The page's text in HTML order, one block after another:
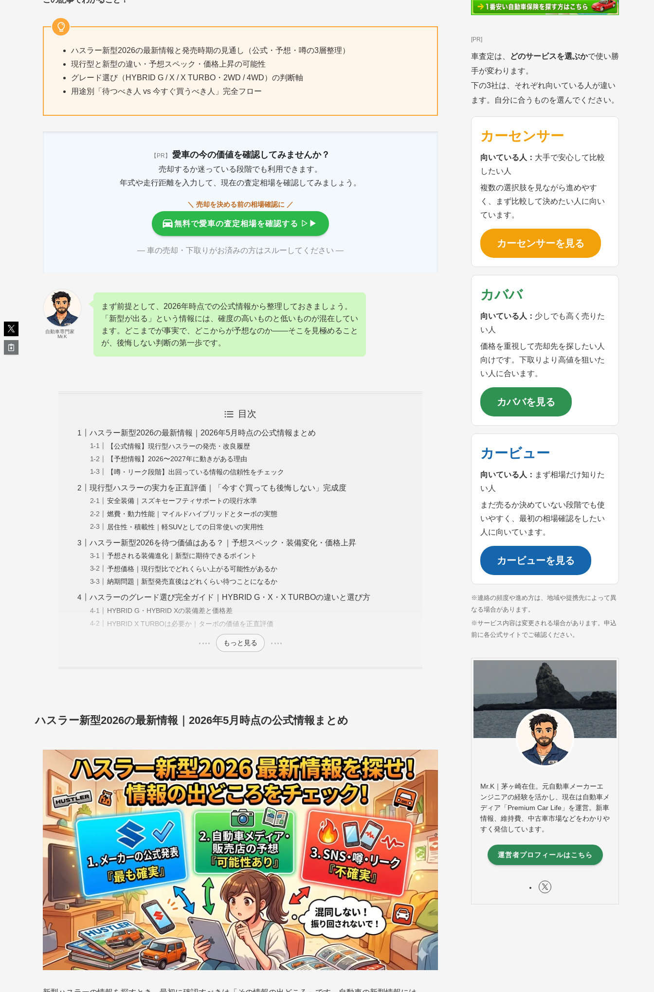
ハスラー新型2026の最新情報と発売時期の見通し（公式・予想・噂の3層整理）
現行型と新型の違い・予想スペック・価格上昇の可能性
グレード選び（HYBRID G / X / X TURBO・2WD / 4WD）の判断軸
用途別「待つべき人 vs 今すぐ買うべき人」完全フロー
【PR】 愛車の今の価値を確認してみませんか？
売却するか迷っている段階でも利用できます。
年式や走行距離を入力して、現在の査定相場を確認してみましょう。
＼ 売却を決める前の相場確認に ／
無料で愛車の査定相場を確認する ▷▶
― 車の売却・下取りがお済みの方はスルーしてください ―
自動車専門家
Mr.K
まず前提として、2026年時点での公式情報から整理しておきましょう。
「新型が出る」という情報には、確度の高いものと低いものが混在してい
ます。どこまでが事実で、どこからが予想なのか——そこを見極めること
が、後悔しない判断の第一歩です。
目次
ハスラー新型2026の最新情報｜2026年5月時点の公式情報まとめ
【公式情報】現行型ハスラーの発売・改良履歴
【予想情報】2026〜2027年に動きがある理由
【噂・リーク段階】出回っている情報の信頼性をチェック
現行型ハスラーの実力を正直評価｜「今すぐ買っても後悔しない」完成度
安全装備｜スズキセーフティサポートの現行水準
燃費・動力性能｜マイルドハイブリッドとターボの実態
居住性・積載性｜軽SUVとしての日常使いの実用性
ハスラー新型2026を待つ価値はある？｜予想スペック・装備変化・価格上昇
予想される装備進化｜新型に期待できるポイント
予想価格｜現行型比でどれくらい上がる可能性があるか
納期問題｜新型発売直後はどれくらい待つことになるか
ハスラーのグレード選び完全ガイド｜HYBRID G・X・X TURBOの違いと選び方
HYBRID G・HYBRID Xの装備差と価格差
HYBRID X TURBOは必要か｜ターボの価値を正直評価
もっと見る
ハスラー新型2026の最新情報｜2026年5月時点の公式情報まとめ
[PR]
車査定は、 どのサービスを選ぶかで使い勝
手が変わります。
下の3社は、それぞれ向いている人が違い
ます。自分に合うものを選んでください。
カーセンサー
向いている人： 大手で安心して比較
したい人
複数の選択肢を見ながら進めやす
く、まず比較して決めたい人に向い
ています。
カーセンサーを見る
カババ
向いている人： 少しでも高く売りた
い人
価格を重視して売却先を探したい人
向けです。下取りより高値を狙いた
い人に合います。
カババを見る
カービュー
向いている人： まず相場だけ知りた
い人
まだ売るか決めていない段階でも使
いやすく、最初の相場確認をしたい
人に向いています。
カービューを見る
※連絡の頻度や進め方は、地域や提携先によって異
なる場合があります。
※サービス内容は変更される場合があります。申込
前に各公式サイトでご確認ください。
Mr.K｜茅ヶ崎在住。元自動車メーカーエ
ンジニアの経験を活かし、現在は自動車メ
ディア「Premium Car Life」を運営。新車
情報、維持費、中古車市場などをわかりや
すく発信しています。
運営者プロフィールはこちら